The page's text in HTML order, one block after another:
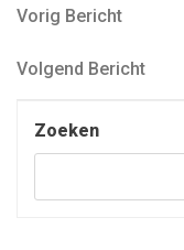
Bericht
navigatie
Vorig
Vorig Bericht
Volgend
Volgend Bericht
Zoeken